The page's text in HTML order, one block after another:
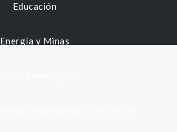
Educación
Energía y Minas